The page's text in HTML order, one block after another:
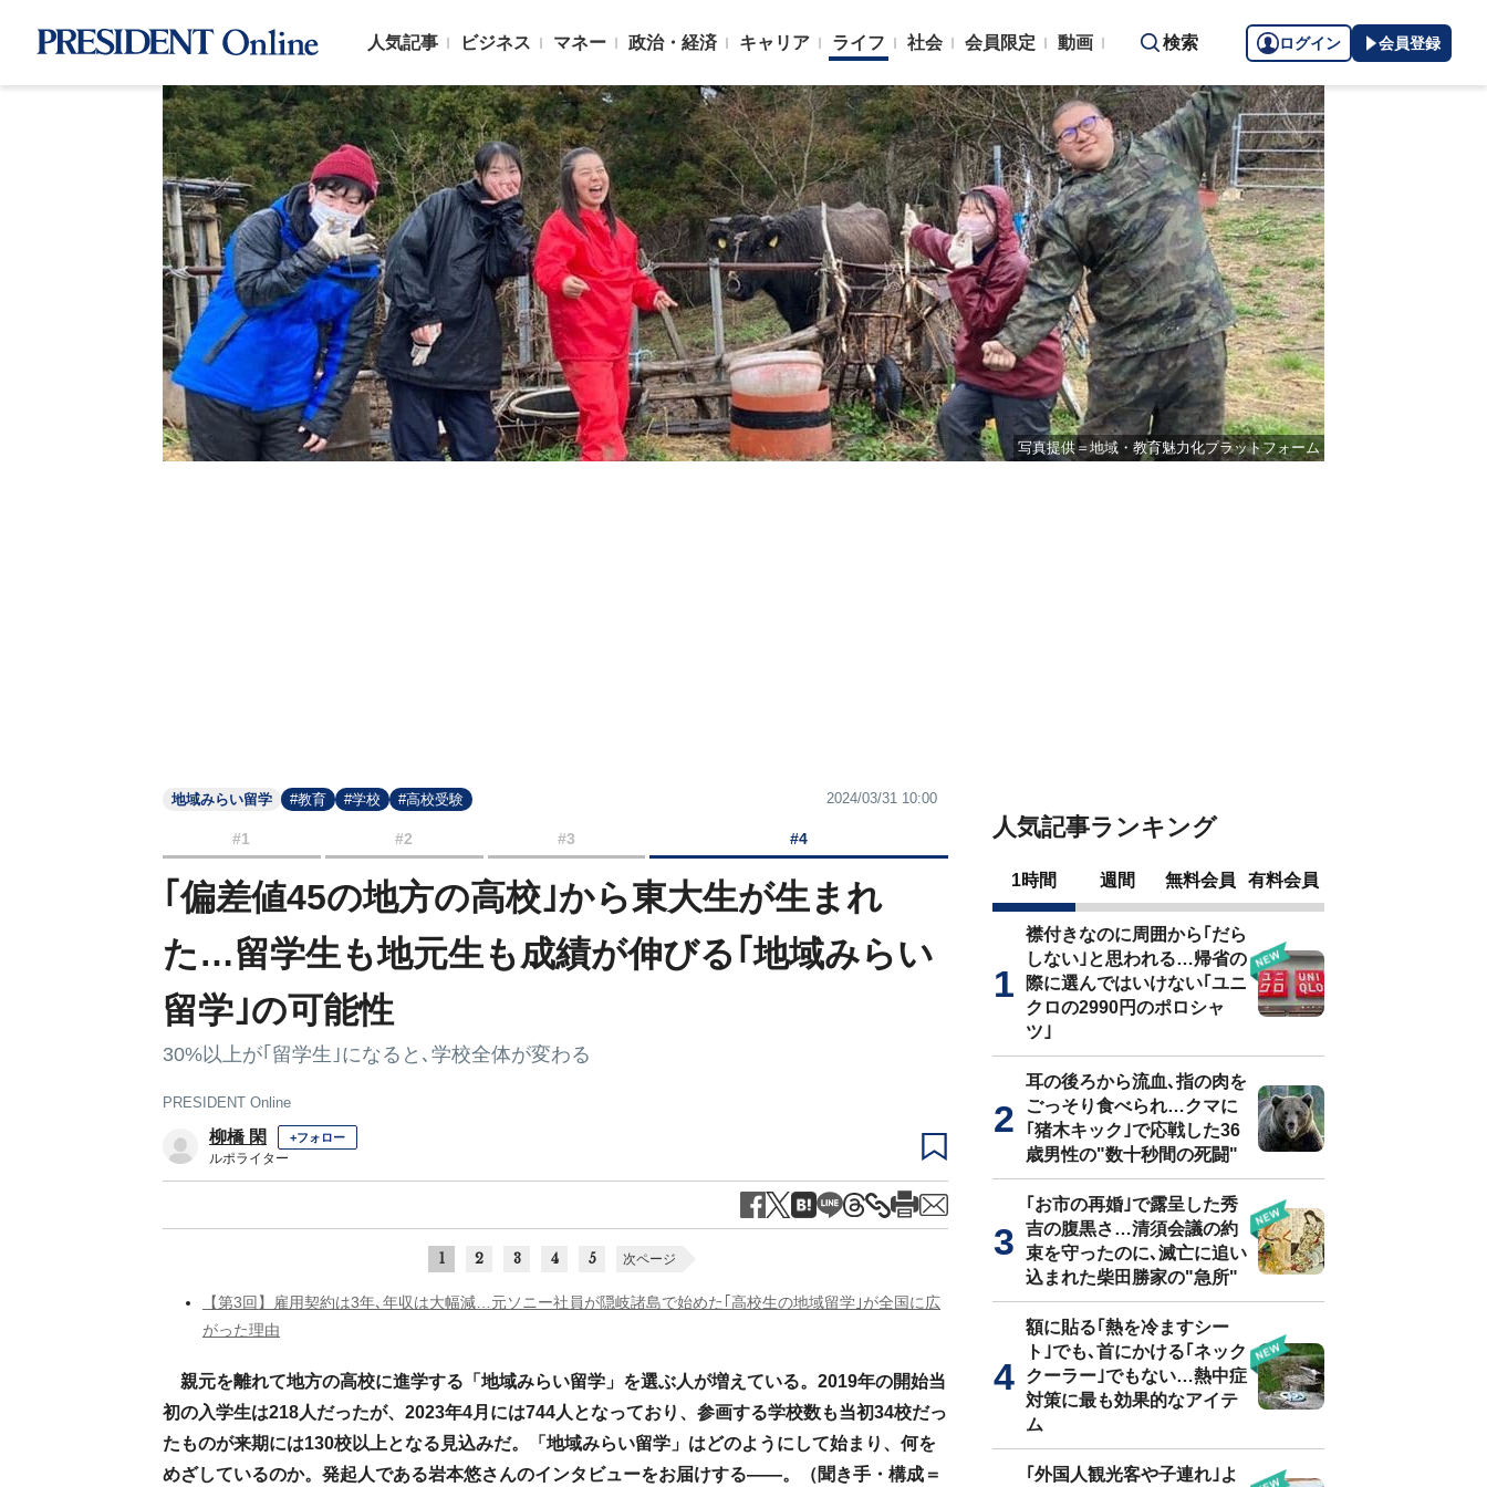
人気記事 ビジネス マネー 政治・経済 キャリア ライフ 社会 会員限定 動画 検索 ログイン 会員登録
写真提供＝地域・教育魅力化プラットフォーム
地域みらい留学 #教育 #学校 #高校受験 2024/03/31 10:00
#1 #2 #3 #4
｢偏差値45の地方の高校｣から東大生が生まれ
た…留学生も地元生も成績が伸びる｢地域みらい
留学｣の可能性
30%以上が｢留学生｣になると､学校全体が変わる
PRESIDENT Online
柳橋 閑 +フォロー
ルポライター
1 2 3 4 5 次ページ
【第3回】雇用契約は3年､年収は大幅減…元ソニー社員が隠岐諸島で始めた｢高校生の地域留学｣が全国に広
がった理由
親元を離れて地方の高校に進学する「地域みらい留学」を選ぶ人が増えている。2019年の開始当
初の入学生は218人だったが、2023年4月には744人となっており、参画する学校数も当初34校だっ
たものが来期には130校以上となる見込みだ。「地域みらい留学」はどのようにして始まり、何を
めざしているのか。発起人である岩本悠さんのインタビューをお届けする――。（聞き手・構成＝
人気記事ランキング
1時間 週間 無料会員 有料会員
襟付きなのに周囲から｢だら
しない｣と思われる…帰省の
際に選んではいけない｢ユニ
クロの2990円のポロシャ
ツ｣
耳の後ろから流血､指の肉を
ごっそり食べられ…クマに
｢猪木キック｣で応戦した36
歳男性の"数十秒間の死闘"
｢お市の再婚｣で露呈した秀
吉の腹黒さ…清須会議の約
束を守ったのに､滅亡に追い
込まれた柴田勝家の"急所"
額に貼る｢熱を冷ますシー
ト｣でも､首にかける｢ネック
クーラー｣でもない…熱中症
対策に最も効果的なアイテ
ム
｢外国人観光客や子連れ｣よ